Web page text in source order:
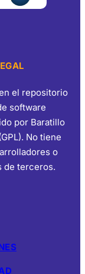
el repositorio
software
por Baratillo
No tiene
o
de terceros.